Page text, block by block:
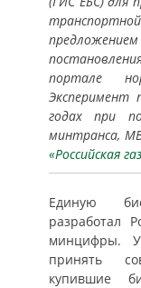
портале
Эксперимент
годах при
минтранса,
«Российская
Единую
разработал
минцифры.
принять
купившие